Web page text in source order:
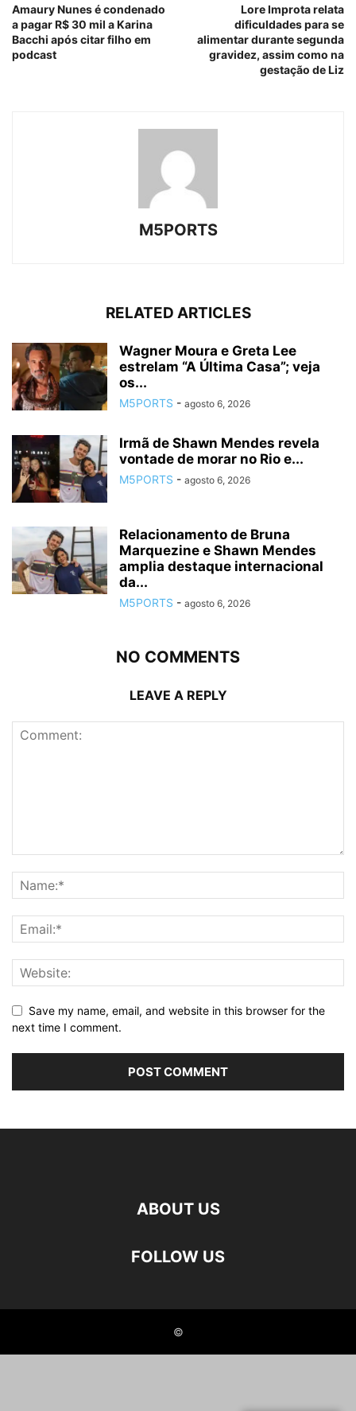
Amaury Nunes é condenado
a pagar R$ 30 mil a Karina
Bacchi após citar filho em
podcast
Lore Improta relata
dificuldades para se
alimentar durante segunda
gravidez, assim como na
gestação de Liz
M5PORTS
RELATED ARTICLES
Wagner Moura e Greta Lee
estrelam “A Última Casa”; veja
os...
M5PORTS - agosto 6, 2026
Irmã de Shawn Mendes revela
vontade de morar no Rio e...
M5PORTS - agosto 6, 2026
Relacionamento de Bruna
Marquezine e Shawn Mendes
amplia destaque internacional
da...
M5PORTS - agosto 6, 2026
NO COMMENTS
LEAVE A REPLY
Save my name, email, and website in this browser for the
next time I comment.
ABOUT US
FOLLOW US
©